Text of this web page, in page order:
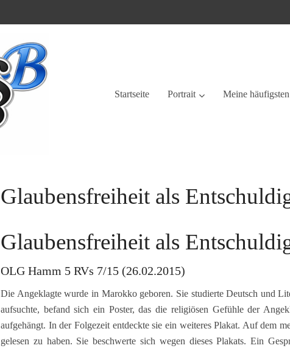
Startseite Portrait Meine
Glaubensfreiheit als
Glaubensfreiheit als
OLG Hamm 5 RVs 7/15 (26.02.2015)
Die Angeklagte wurde in Marokko geboren. Sie studierte Deutsch und
aufsuchte, befand sich ein Poster, das die religiösen Gefühle der
aufgehängt. In der Folgezeit entdeckte sie ein weiteres Plakat. Auf dem
gelesen zu haben. Sie beschwerte sich wegen dieses Plakats. Ein